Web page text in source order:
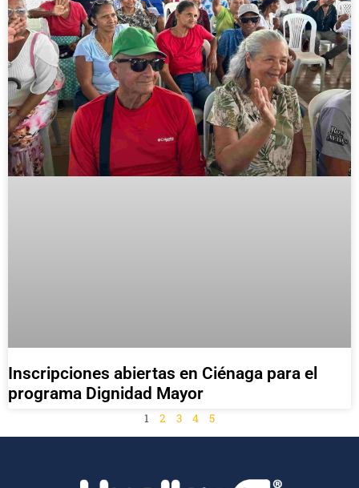
Inscripciones abiertas en Ciénaga para el
programa Dignidad Mayor
1 2 3 4 5